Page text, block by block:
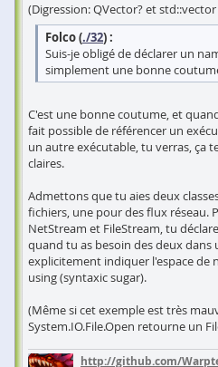
(Digression: QVector? et std::vector
Folco (./32) :
Suis-je obligé de déclarer un
simplement une bonne
C'est une bonne coutume, et
fait possible de référencer un
un autre exécutable, tu verras, ça
claires.
Admettons que tu aies deux
fichiers, une pour des flux réseau.
NetStream et FileStream, tu
quand tu as besoin des deux
explicitement indiquer l'espace de
using (syntaxic sugar).
(Même si cet exemple est très
System.IO.File.Open retourne un
http://github.com/